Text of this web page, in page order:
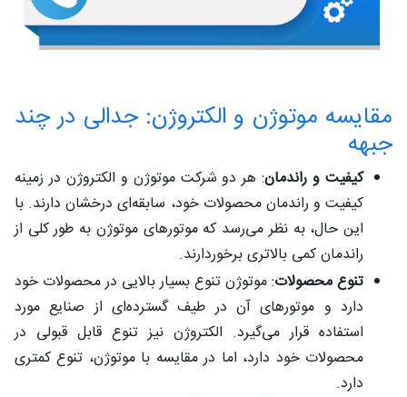
مقایسه موتوژن و الکتروژن: جدالی در چند
جبهه
کیفیت و راندمان: هر دو شرکت موتوژن و الکتروژن در زمینه
کیفیت و راندمان محصولات خود، سابقه‌ای درخشان دارند. با
این حال، به نظر می‌رسد که موتورهای موتوژن به طور کلی از
راندمان کمی ‌بالاتری برخوردارند.
تنوع محصولات: موتوژن تنوع بسیار بالایی در محصولات خود
دارد و موتورهای آن در طیف گسترده‌ای از صنایع مورد
استفاده قرار می‌گیرد. الکتروژن نیز تنوع قابل قبولی در
محصولات خود دارد، اما در مقایسه با موتوژن، تنوع کمتری
دارد.